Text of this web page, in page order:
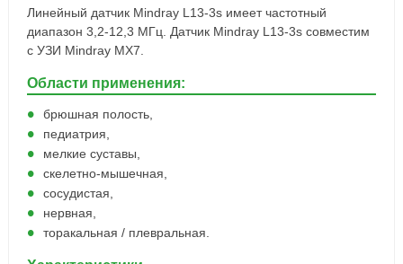
Линейный датчик Mindray L13-3s имеет частотный
диапазон 3,2-12,3 МГц. Датчик Mindray L13-3s совместим
с УЗИ Mindray MX7.
Области применения:
брюшная полость,
педиатрия,
мелкие суставы,
скелетно-мышечная,
сосудистая,
нервная,
торакальная / плевральная.